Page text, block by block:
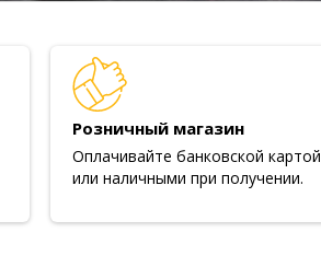
Розничный магазин
Оплачивайте банковской картой
или наличными при получении.